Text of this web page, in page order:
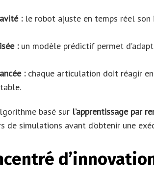
:le robot ajuste en temps réel son
:un modèle prédictif permet
:chaque articulation doit réagir
basé sur l’apprentissage par
de simulations avant d’obtenir une